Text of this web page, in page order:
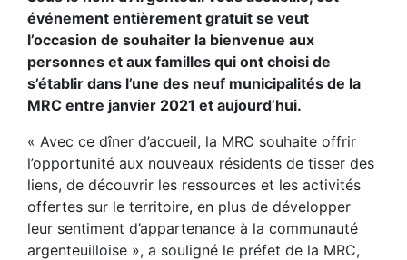
événement entièrement gratuit se veut
l’occasion de souhaiter la bienvenue aux
personnes et aux familles qui ont choisi de
s’établir dans l’une des neuf municipalités de la
MRC entre janvier 2021 et aujourd’hui.
« Avec ce dîner d’accueil, la MRC souhaite offrir
l’opportunité aux nouveaux résidents de tisser des
liens, de découvrir les ressources et les activités
offertes sur le territoire, en plus de développer
leur sentiment d’appartenance à la communauté
argenteuilloise », a souligné le préfet de la MRC,